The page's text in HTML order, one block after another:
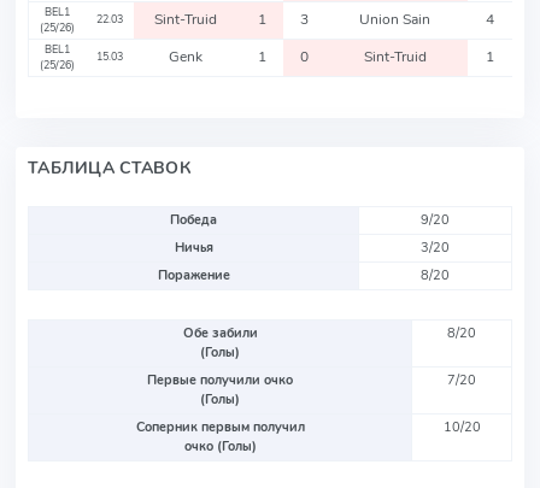
BEL1
(25/26)
22.03 Sint-Truid 1 3 Union Sain 4
BEL1
(25/26)
15.03 Genk 1 0 Sint-Truid 1
ТАБЛИЦА СТАВОК
Победа
9/20
Ничья
3/20
Поражение
8/20
Обе забили
(Голы)
8/20
Первые получили очко
(Голы)
7/20
Соперник первым получил
очко (Голы)
10/20